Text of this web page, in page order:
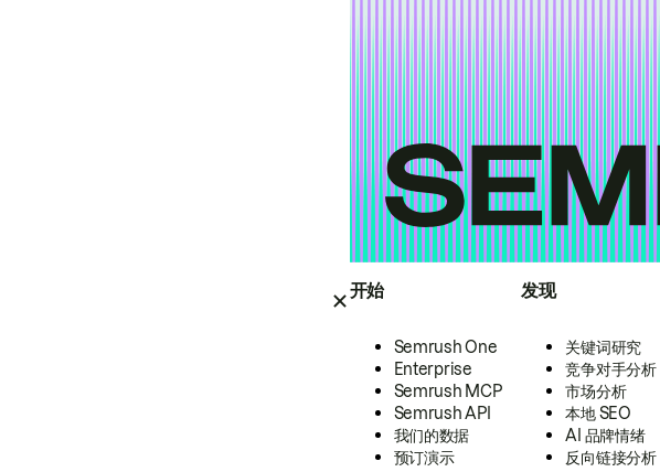
开始
Semrush One
Enterprise
Semrush MCP
Semrush API
我们的数据
预订演示
发现
关键词研究
竞争对手分析
市场分析
本地 SEO
AI 品牌情绪
反向链接分析